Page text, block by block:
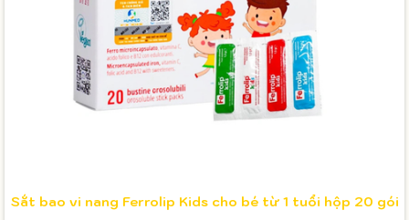
Sắt bao vi nang Ferrolip Kids cho bé từ 1 tuổi hộp 20 gói